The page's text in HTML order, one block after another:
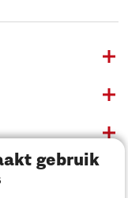
gebruik